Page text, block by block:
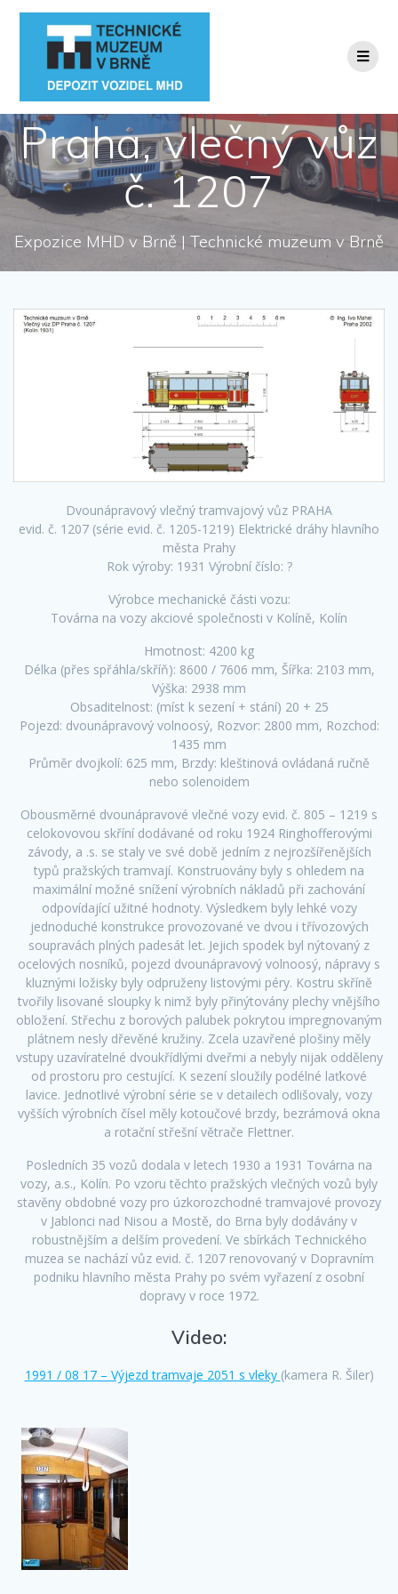
Přeskočit
Praha, vlečný vůz
č. 1207
Expozice MHD v Brně | Technické muzeum v Brně
Dvounápravový vlečný tramvajový vůz PRAHA
evid. č. 1207 (série evid. č. 1205-1219) Elektrické dráhy hlavního
města Prahy
Rok výroby: 1931 Výrobní číslo: ?
Výrobce mechanické části vozu:
Továrna na vozy akciové společnosti v Kolíně, Kolín
Hmotnost: 4200 kg
Délka (přes spřáhla/skříň): 8600 / 7606 mm, Šířka: 2103 mm,
Výška: 2938 mm
Obsaditelnost: (míst k sezení + stání) 20 + 25
Pojezd: dvounápravový volnoosý, Rozvor: 2800 mm, Rozchod:
1435 mm
Průměr dvojkolí: 625 mm, Brzdy: kleštinová ovládaná ručně
nebo solenoidem
Obousměrné dvounápravové vlečné vozy evid. č. 805 – 1219 s
celokovovou skříní dodávané od roku 1924 Ringhofferovými
závody, a .s. se staly ve své době jedním z nejrozšířenějších
typů pražských tramvají. Konstruovány byly s ohledem na
maximální možné snížení výrobních nákladů při zachování
odpovídající užitné hodnoty. Výsledkem byly lehké vozy
jednoduché konstrukce provozované ve dvou i třívozových
soupravách plných padesát let. Jejich spodek byl nýtovaný z
ocelových nosníků, pojezd dvounápravový volnoosý, nápravy s
kluznými ložisky byly odpruženy listovými péry. Kostru skříně
tvořily lisované sloupky k nimž byly přinýtovány plechy vnějšího
obložení. Střechu z borových palubek pokrytou impregnovaným
plátnem nesly dřevěné kružiny. Zcela uzavřené plošiny měly
vstupy uzavíratelné dvoukřídlými dveřmi a nebyly nijak odděleny
od prostoru pro cestující. K sezení sloužily podélné laťkové
lavice. Jednotlivé výrobní série se v detailech odlišovaly, vozy
vyšších výrobních čísel měly kotoučové brzdy, bezrámová okna
a rotační střešní větrače Flettner.
Posledních 35 vozů dodala v letech 1930 a 1931 Továrna na
vozy, a.s., Kolín. Po vzoru těchto pražských vlečných vozů byly
stavěny obdobné vozy pro úzkorozchodné tramvajové provozy
v Jablonci nad Nisou a Mostě, do Brna byly dodávány v
robustnějším a delším provedení. Ve sbírkách Technického
muzea se nachází vůz evid. č. 1207 renovovaný v Dopravním
podniku hlavního města Prahy po svém vyřazení z osobní
dopravy v roce 1972.
Video:
1991 / 08 17 – Výjezd tramvaje 2051 s vleky (kamera R. Šiler)